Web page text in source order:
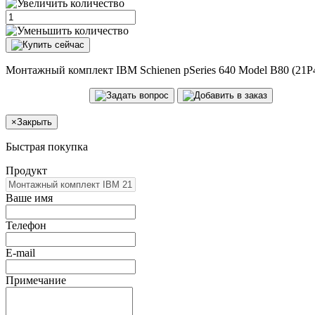
Монтажный комплект IBM Schienen pSeries 640 Model B80
×Закрыть
Быстрая покупка
Продукт
Ваше имя
Телефон
E-mail
Примечание